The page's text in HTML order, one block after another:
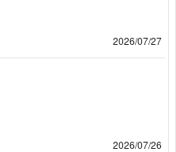
2026/07/27
2026/07/26